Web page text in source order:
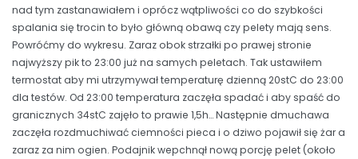
nad tym zastanawiałem i oprócz wątpliwości co do szybkości
spalania się trocin to było główną obawą czy pelety mają sens.
Powróćmy do wykresu. Zaraz obok strzałki po prawej stronie
najwyższy pik to 23:00 już na samych peletach. Tak ustawiłem
termostat aby mi utrzymywał temperaturę dzienną 20stC do 23:00
dla testów. Od 23:00 temperatura zaczęła spadać i aby spaść do
granicznych 34stC zajęło to prawie 1,5h… Następnie dmuchawa
zaczęła rozdmuchiwać ciemności pieca i o dziwo pojawił się żar a
zaraz za nim ogien. Podajnik wepchnął nową porcję pelet (około